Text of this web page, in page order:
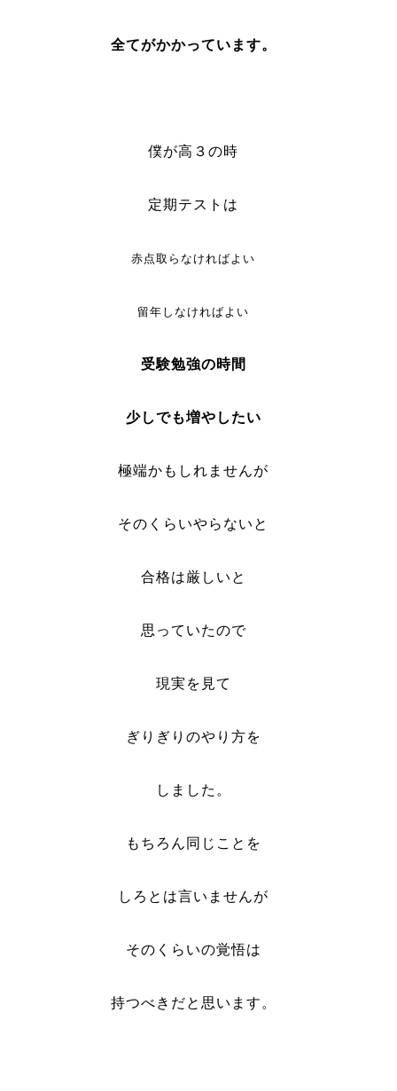
全てがかかっています。
僕が高３の時
定期テストは
赤点取らなければよい
留年しなければよい
受験勉強の時間
少しでも増やしたい
極端かもしれませんが
そのくらいやらないと
合格は厳しいと
思っていたので
現実を見て
ぎりぎりのやり方を
しました。
もちろん同じことを
しろとは言いませんが
そのくらいの覚悟は
持つべきだと思います。